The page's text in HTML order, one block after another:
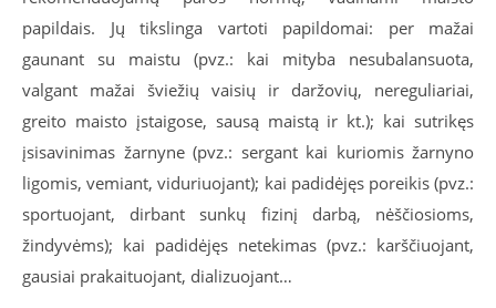
papildais. Jų tikslinga vartoti papildomai: per mažai
gaunant su maistu (pvz.: kai mityba nesubalansuota,
valgant mažai šviežių vaisių ir daržovių, nereguliariai,
greito maisto įstaigose, sausą maistą ir kt.); kai sutrikęs
įsisavinimas žarnyne (pvz.: sergant kai kuriomis žarnyno
ligomis, vemiant, viduriuojant); kai padidėjęs poreikis (pvz.:
sportuojant, dirbant sunkų fizinį darbą, nėščiosioms,
žindyvėms); kai padidėjęs netekimas (pvz.: karščiuojant,
gausiai prakaituojant, dializuojant…